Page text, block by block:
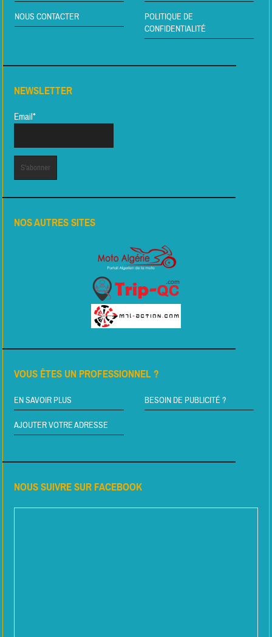
NOUS CONTACTER
POLITIQUE DE
CONFIDENTIALITÉ
NEWSLETTER
Email*
NOS AUTRES SITES
VOUS ÊTES UN PROFESSIONNEL ?
EN SAVOIR PLUS BESOIN DE PUBLICITÉ ?
AJOUTER VOTRE ADRESSE
NOUS SUIVRE SUR FACEBOOK